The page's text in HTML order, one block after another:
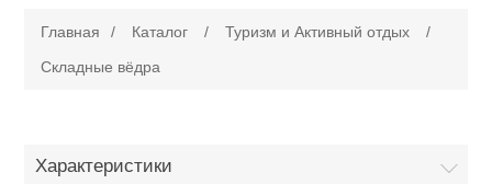
Каталог
Главная / Каталог / Туризм и Активный отдых
/
Складные вёдра
Характеристики